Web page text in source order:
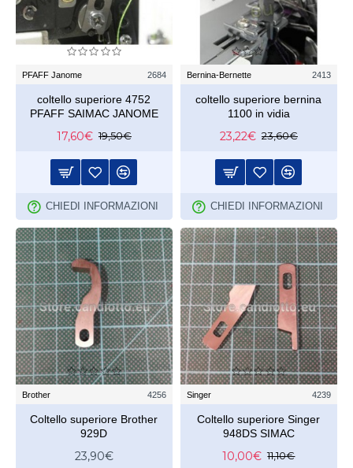
PFAFF Janome 2684
coltello superiore 4752
PFAFF SAIMAC JANOME
17,60€ 19,50€
CHIEDI INFORMAZIONI
Bernina-Bernette 2413
coltello superiore bernina
1100 in vidia
23,22€ 23,60€
CHIEDI INFORMAZIONI
Brother 4256
Coltello superiore Brother
929D
23,90€
Singer 4239
Coltello superiore Singer
948DS SIMAC
10,00€ 11,10€